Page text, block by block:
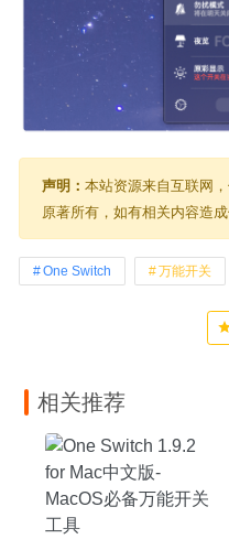
声明： 本站资源来自互联网
原著所有，如有相关内容造
One Switch 万能开关
相关推荐